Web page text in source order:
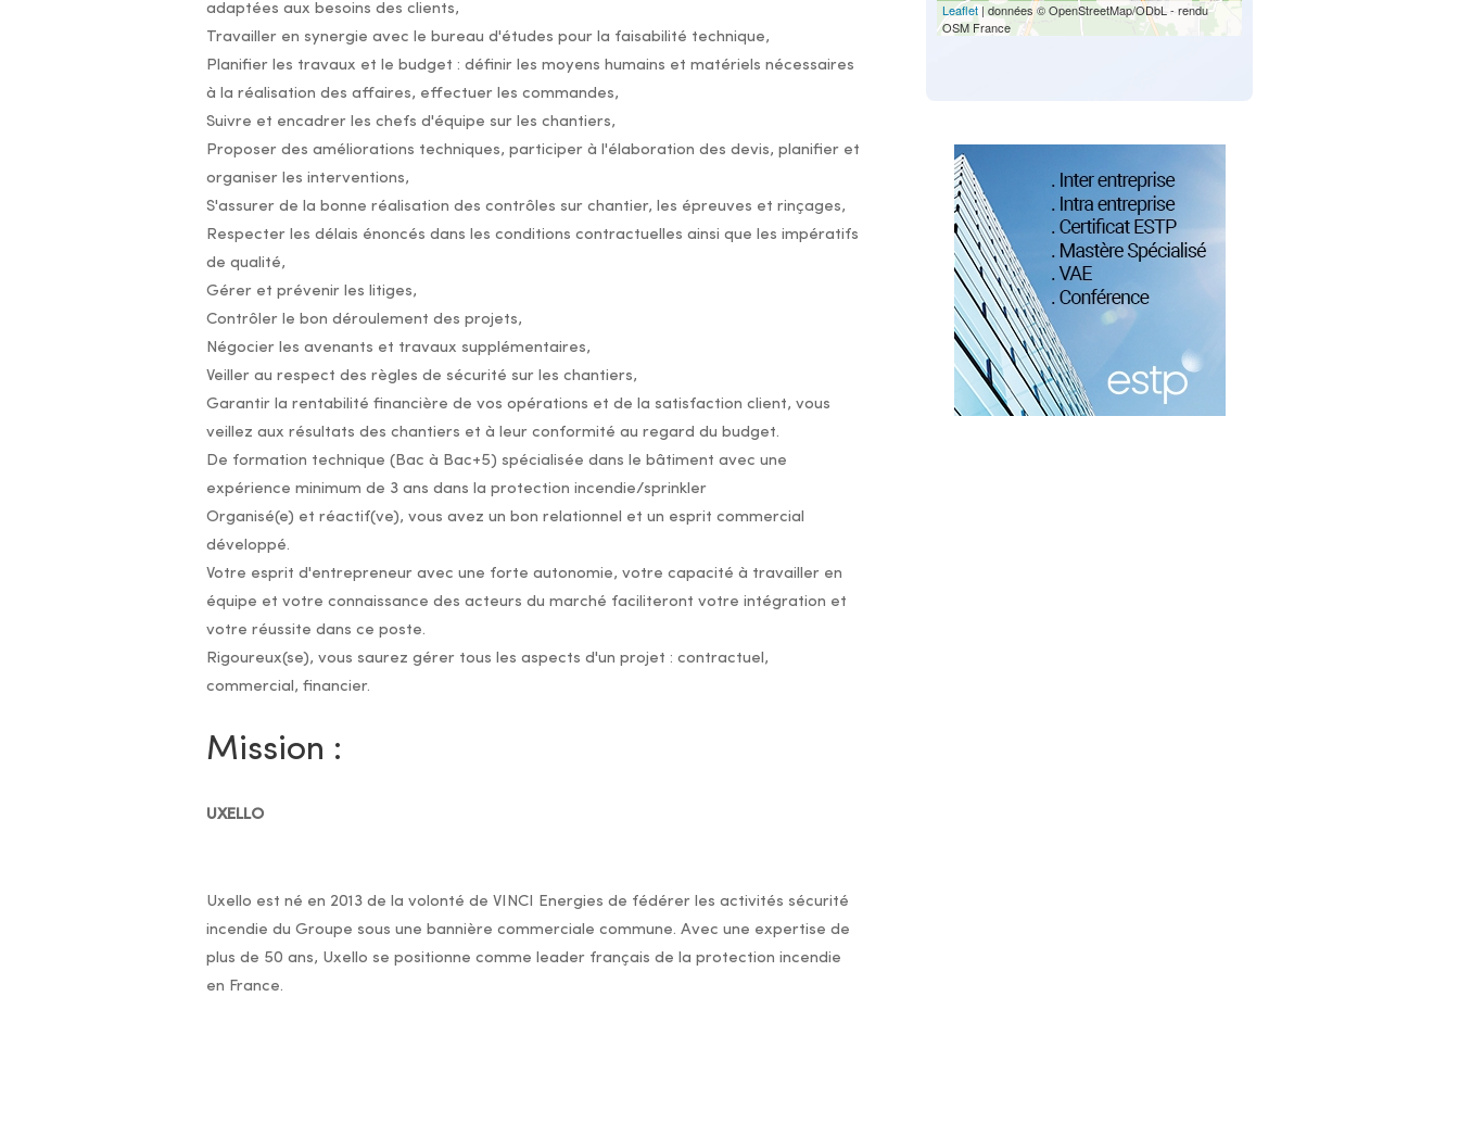
adaptées aux besoins des clients,
Travailler en synergie avec le bureau d'études pour la faisabilité technique,
Planifier les travaux et le budget : définir les moyens humains et matériels nécessaires
à la réalisation des affaires, effectuer les commandes,
Suivre et encadrer les chefs d'équipe sur les chantiers,
Proposer des améliorations techniques, participer à l'élaboration des devis, planifier et
organiser les interventions,
S'assurer de la bonne réalisation des contrôles sur chantier, les épreuves et rinçages,
Respecter les délais énoncés dans les conditions contractuelles ainsi que les impératifs
de qualité,
Gérer et prévenir les litiges,
Contrôler le bon déroulement des projets,
Négocier les avenants et travaux supplémentaires,
Veiller au respect des règles de sécurité sur les chantiers,
Garantir la rentabilité financière de vos opérations et de la satisfaction client, vous
veillez aux résultats des chantiers et à leur conformité au regard du budget.
De formation technique (Bac à Bac+5) spécialisée dans le bâtiment avec une
expérience minimum de 3 ans dans la protection incendie/sprinkler
Organisé(e) et réactif(ve), vous avez un bon relationnel et un esprit commercial
développé.
Votre esprit d'entrepreneur avec une forte autonomie, votre capacité à travailler en
équipe et votre connaissance des acteurs du marché faciliteront votre intégration et
votre réussite dans ce poste.
Rigoureux(se), vous saurez gérer tous les aspects d'un projet : contractuel,
commercial, financier.
Mission :
UXELLO
Uxello est né en 2013 de la volonté de VINCI Energies de fédérer les activités sécurité
incendie du Groupe sous une bannière commerciale commune. Avec une expertise de
plus de 50 ans, Uxello se positionne comme leader français de la protection incendie
en France.
Leaflet| données © OpenStreetMap/ODbL - rendu
OSM France